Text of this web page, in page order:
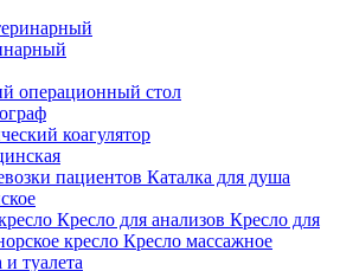
операционный стол
коагулятор
пациентов Каталка для душа
Кресло для анализов Кресло для
кресло Кресло массажное
туалета